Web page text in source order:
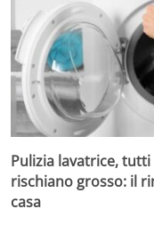
Pulizia lavatrice,
rischiano grosso: il
casa